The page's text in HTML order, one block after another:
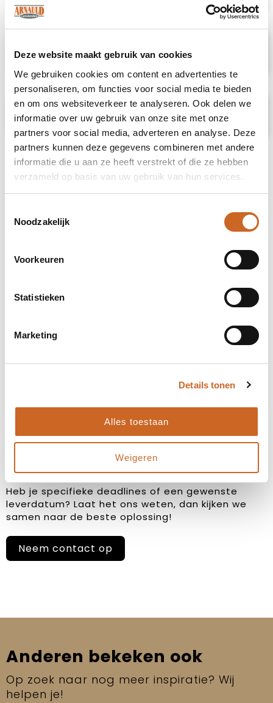
Deze website maakt gebruik van cookies
We gebruiken cookies om content en advertenties te
personaliseren, om functies voor social media te bieden
en om ons websiteverkeer te analyseren. Ook delen we
informatie over uw gebruik van onze site met onze
partners voor social media, adverteren en analyse. Deze
partners kunnen deze gegevens combineren met andere
informatie die u aan ze heeft verstrekt of die ze hebben
verzameld op basis van uw gebruik van hun services.
Noodzakelijk
Voorkeuren
Statistieken
Marketing
Details tonen
Alles toestaan
Weigeren
Specificaties
Prijsspecificaties
Levertijden in overleg
Bij ons staat klanttevredenheid centraal. Daarom
zorgen we ervoor dat de planning aansluit op jouw
wensen en behoeften, en kunnen we eventuele
bijzonderheden of spoedaanvragen tijdig
Heb je specifieke deadlines of een gewenste
leverdatum? Laat het ons weten, dan kijken we
samen naar de beste oplossing!
Neem contact op
Anderen bekeken ook
Op zoek naar nog meer inspiratie? Wij
helpen je!